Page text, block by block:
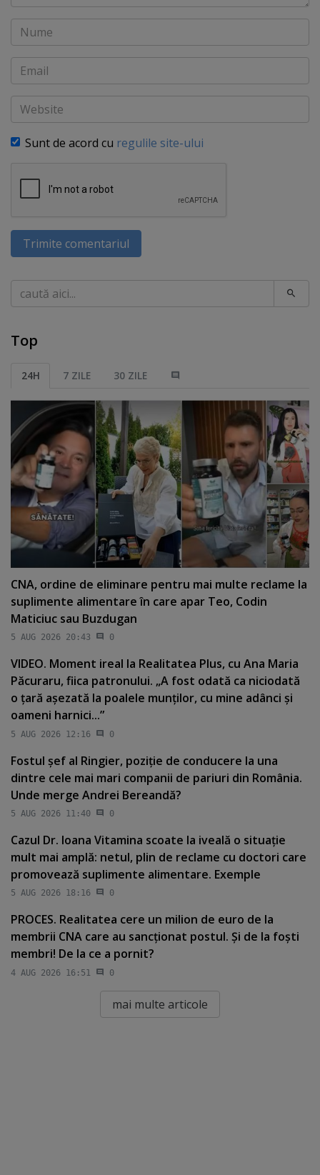
Nume
Email
Website
Sunt de acord cu regulile site-ului
Trimite comentariul
Caută
Top
24H 7 ZILE 30 ZILE
CNA, ordine de eliminare pentru mai multe reclame la
suplimente alimentare în care apar Teo, Codin
Maticiuc sau Buzdugan
5 AUG 2026 20:43 0
VIDEO. Moment ireal la Realitatea Plus, cu Ana Maria
Păcuraru, fiica patronului. „A fost odată ca niciodată
o ţară aşezată la poalele munţilor, cu mine adânci şi
oameni harnici...”
5 AUG 2026 12:16 0
Fostul şef al Ringier, poziţie de conducere la una
dintre cele mai mari companii de pariuri din România.
Unde merge Andrei Bereandă?
5 AUG 2026 11:40 0
Cazul Dr. Ioana Vitamina scoate la iveală o situaţie
mult mai amplă: netul, plin de reclame cu doctori care
promovează suplimente alimentare. Exemple
5 AUG 2026 18:16 0
PROCES. Realitatea cere un milion de euro de la
membrii CNA care au sancţionat postul. Şi de la foşti
membri! De la ce a pornit?
4 AUG 2026 16:51 0
mai multe articole